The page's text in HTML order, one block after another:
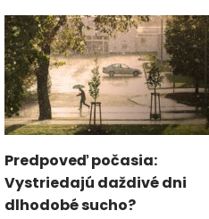
Predpoveď počasia:
Vystriedajú daždivé dni
dlhodobé sucho?